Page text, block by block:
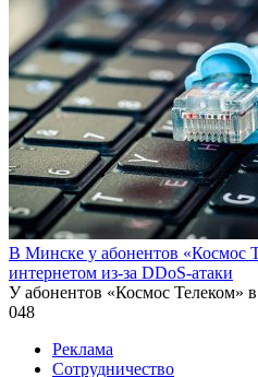
В Минске у абонентов «Космос
интернетом из-за DDoS-атаки
У абонентов «Космос Телеком»
048
Реклама
Сотрудничество